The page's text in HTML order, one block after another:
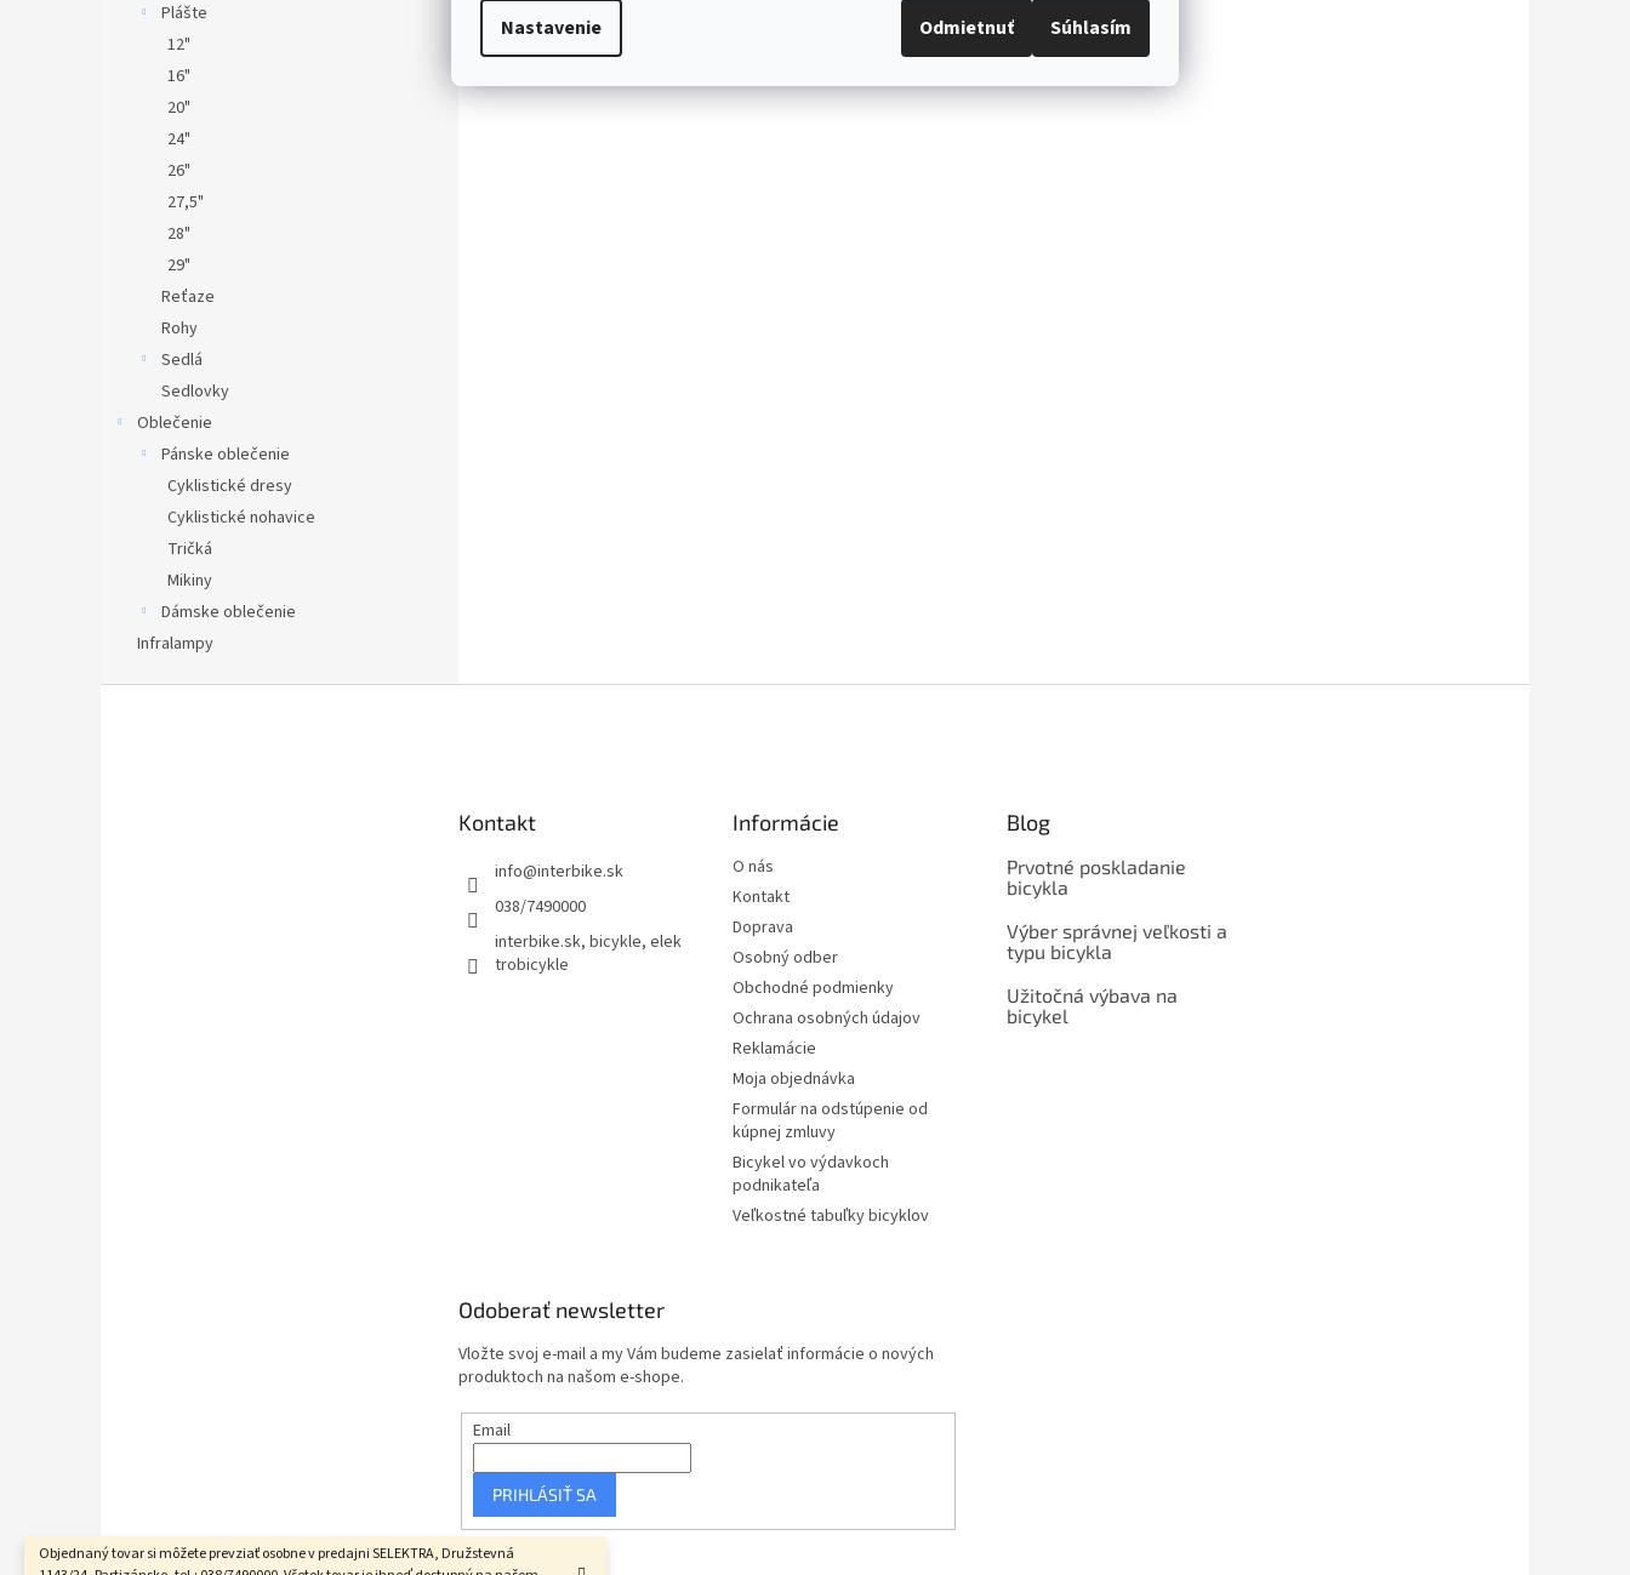
Nastavenie Odmietnuť Súhlasím
Objednaný tovar si môžete prevziať osobne v predajni SELEKTRA, Družstevná
Plášte
12"
16"
20"
24"
26"
27,5"
28"
29"
Reťaze
Rohy
Sedlá
Sedlovky
Oblečenie
Pánske oblečenie
Cyklistické dresy
Cyklistické nohavice
Tričká
Mikiny
Dámske oblečenie
Infralampy
Kontakt
info@interbike.sk
038/7490000
interbike.sk, bicykle, elek
trobicykle
Informácie
O nás
Kontakt
Doprava
Osobný odber
Obchodné podmienky
Ochrana osobných údajov
Reklamácie
Moja objednávka
Formulár na odstúpenie od
kúpnej zmluvy
Bicykel vo výdavkoch
podnikateľa
Veľkostné tabuľky bicyklov
Blog
Prvotné poskladanie
bicykla
Výber správnej veľkosti a
typu bicykla
Užitočná výbava na
bicykel
Odoberať newsletter
Vložte svoj e-mail a my Vám budeme zasielať informácie o nových
produktoch na našom e-shope.
Email
PRIHLÁSIŤ SA